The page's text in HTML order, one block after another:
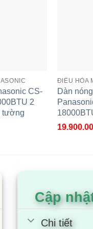
chọn vị trí lắp
sẽ là một sự
họp.
sắm
CS-
2
tường
ĐIỀU HÒA
Dàn
Cập
Chi tiết